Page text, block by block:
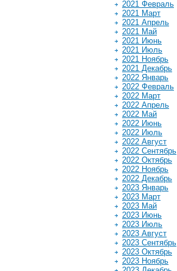
2021 Февраль
2021 Март
2021 Апрель
2021 Май
2021 Июнь
2021 Июль
2021 Ноябрь
2021 Декабрь
2022 Январь
2022 Февраль
2022 Март
2022 Апрель
2022 Май
2022 Июнь
2022 Июль
2022 Август
2022 Сентябрь
2022 Октябрь
2022 Ноябрь
2022 Декабрь
2023 Январь
2023 Март
2023 Май
2023 Июнь
2023 Июль
2023 Август
2023 Сентябрь
2023 Октябрь
2023 Ноябрь